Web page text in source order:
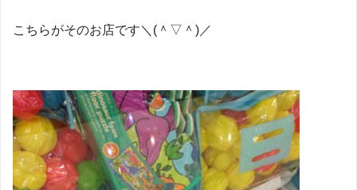
こちらがそのお店です＼(＾▽＾)／